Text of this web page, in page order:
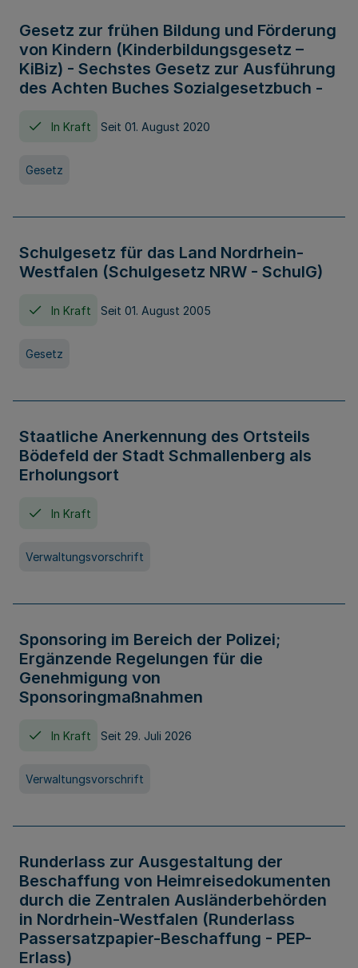
Gesetz zur frühen Bildung und Förderung
von Kindern (Kinderbildungsgesetz –
KiBiz) - Sechstes Gesetz zur Ausführung
des Achten Buches Sozialgesetzbuch -
In Kraft Seit 01. August 2020
Gesetz
Schulgesetz für das Land Nordrhein-
Westfalen (Schulgesetz NRW - SchulG)
In Kraft Seit 01. August 2005
Gesetz
Staatliche Anerkennung des Ortsteils
Bödefeld der Stadt Schmallenberg als
Erholungsort
In Kraft
Verwaltungsvorschrift
Sponsoring im Bereich der Polizei;
Ergänzende Regelungen für die
Genehmigung von
Sponsoringmaßnahmen
In Kraft Seit 29. Juli 2026
Verwaltungsvorschrift
Runderlass zur Ausgestaltung der
Beschaffung von Heimreisedokumenten
durch die Zentralen Ausländerbehörden
in Nordrhein-Westfalen (Runderlass
Passersatzpapier-Beschaffung - PEP-
Erlass)